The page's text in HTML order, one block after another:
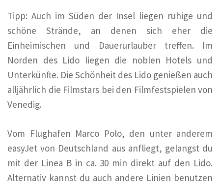
Tipp: Auch im Süden der Insel liegen ruhige und
schöne Strände, an denen sich eher die
Einheimischen und Dauerurlauber treffen. Im
Norden des Lido liegen die noblen Hotels und
Unterkünfte. Die Schönheit des Lido genießen auch
alljährlich die Filmstars bei den Filmfestspielen von
Venedig.
Vom Flughafen Marco Polo, den unter anderem
easyJet von Deutschland aus anfliegt, gelangst du
mit der Linea B in ca. 30 min direkt auf den Lido.
Alternativ kannst du auch andere Linien benutzen